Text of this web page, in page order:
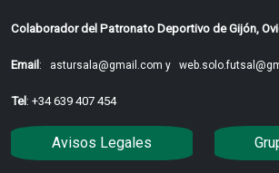
Colaborador del Patronato Deportivo de Gijón,
Email: astursala@gmail.com y
Tel: +34 639 407 454
Avisos Legales